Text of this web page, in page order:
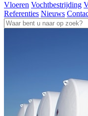
Vloeren Vochtbestrijding
Referenties Nieuws